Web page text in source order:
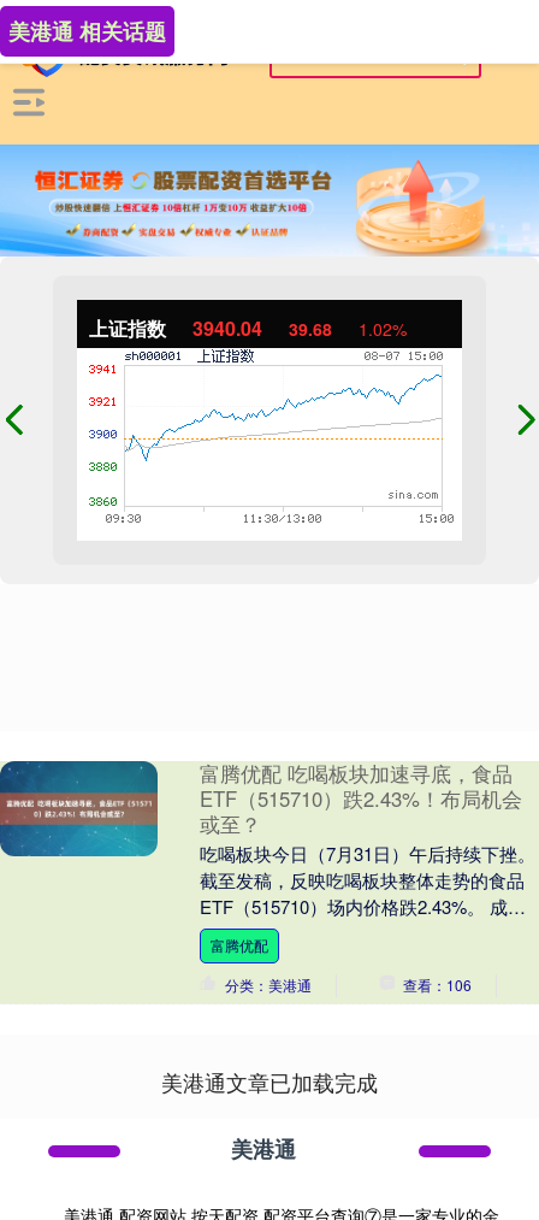
上证指数 3940.04 39.68 1.02%
美港通 相关话题
富腾优配 吃喝板块加速寻底，食品
ETF（515710）跌2.43%！布局机会
或至？
吃喝板块今日（7月31日）午后持续下挫。
截至发稿，反映吃喝板块整体走势的食品
ETF（515710）场内价格跌2.43%。 成份
股方面，截至发稿，山西汾酒、泸州老....
富腾优配
分类：美港通
查看：106
美港通文章已加载完成
美港通